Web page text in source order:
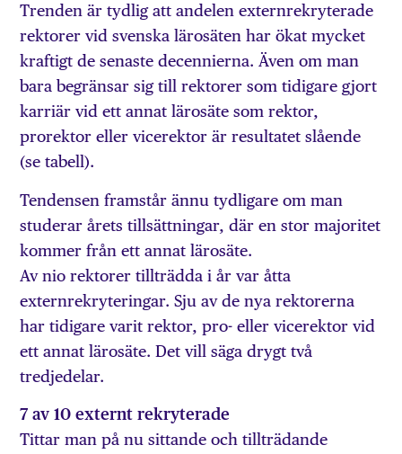
Trenden är tydlig att andelen externrekryterade
rektorer vid svenska lärosäten har ökat mycket
kraftigt de senaste decennierna. Även om man
bara begränsar sig till rektorer som tidigare gjort
karriär vid ett annat lärosäte som rektor,
prorektor eller vicerektor är resultatet slående
(se tabell).
Tendensen framstår ännu tydligare om man
studerar årets tillsättningar, där en stor majoritet
kommer från ett annat lärosäte.
Av nio rektorer tillträdda i år var åtta
externrekryteringar. Sju av de nya rektorerna
har tidigare varit rektor, pro- eller vicerektor vid
ett annat lärosäte. Det vill säga drygt två
tredjedelar.
7 av 10 externt rekryterade
Tittar man på nu sittande och tillträdande